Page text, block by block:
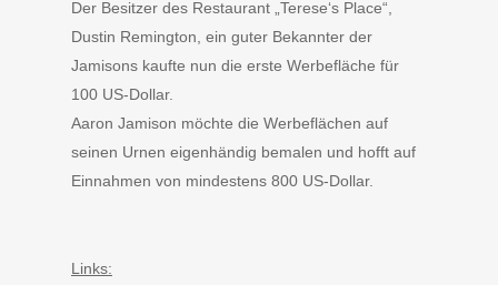
Der Besitzer des Restaurant „Terese‘s Place“,
Dustin Remington, ein guter Bekannter der
Jamisons kaufte nun die erste Werbefläche für
100 US-Dollar.
Aaron Jamison möchte die Werbeflächen auf
seinen Urnen eigenhändig bemalen und hofft auf
Einnahmen von mindestens 800 US-Dollar.
Links: